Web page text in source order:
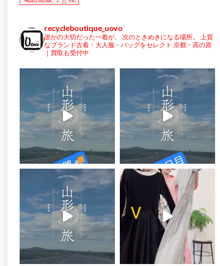
recycleboutique_uovo
誰かの大切だった一着が、 次のときめきになる場所。
上質
なブランド古着・大人服・バッグをセレクト 京都・高の原
｜買取も受付中